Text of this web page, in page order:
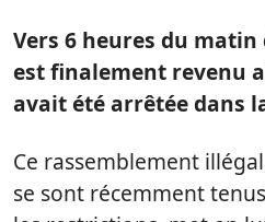
Vers 6 heures du
est finalement revenu
avait été arrêtée dans
Ce rassemblement
se sont récemment